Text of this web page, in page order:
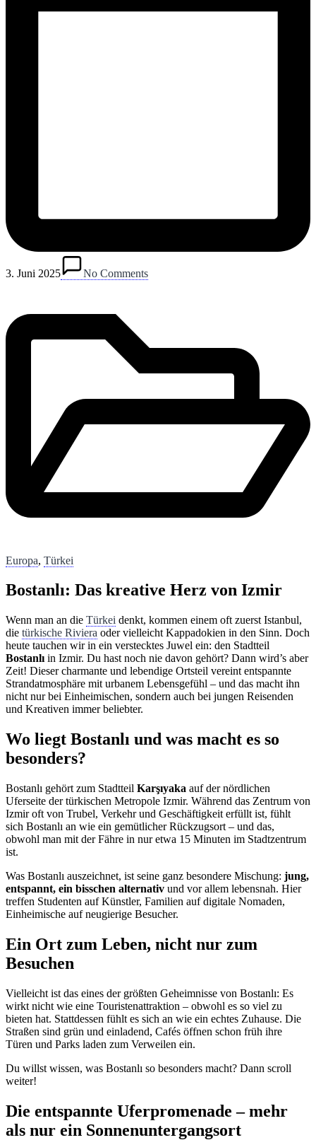
3. Juni 2025 No Commentsin
Europa, Türkei
Bostanlı: Das kreative Herz von Izmir
Wenn man an die Türkei denkt, kommen einem oft zuerst Istanbul,
die türkische Riviera oder vielleicht Kappadokien in den Sinn. Doch
heute tauchen wir in ein verstecktes Juwel ein: den Stadtteil
Bostanlı in Izmir. Du hast noch nie davon gehört? Dann wird’s aber
Zeit! Dieser charmante und lebendige Ortsteil vereint entspannte
Strandatmosphäre mit urbanem Lebensgefühl – und das macht ihn
nicht nur bei Einheimischen, sondern auch bei jungen Reisenden
und Kreativen immer beliebter.
Wo liegt Bostanlı und was macht es so
besonders?
Bostanlı gehört zum Stadtteil Karşıyaka auf der nördlichen
Uferseite der türkischen Metropole Izmir. Während das Zentrum von
Izmir oft von Trubel, Verkehr und Geschäftigkeit erfüllt ist, fühlt
sich Bostanlı an wie ein gemütlicher Rückzugsort – und das,
obwohl man mit der Fähre in nur etwa 15 Minuten im Stadtzentrum
ist.
Was Bostanlı auszeichnet, ist seine ganz besondere Mischung: jung,
entspannt, ein bisschen alternativ und vor allem lebensnah. Hier
treffen Studenten auf Künstler, Familien auf digitale Nomaden,
Einheimische auf neugierige Besucher.
Ein Ort zum Leben, nicht nur zum
Besuchen
Vielleicht ist das eines der größten Geheimnisse von Bostanlı: Es
wirkt nicht wie eine Touristenattraktion – obwohl es so viel zu
bieten hat. Stattdessen fühlt es sich an wie ein echtes Zuhause. Die
Straßen sind grün und einladend, Cafés öffnen schon früh ihre
Türen und Parks laden zum Verweilen ein.
Du willst wissen, was Bostanlı so besonders macht? Dann scroll
weiter!
Die entspannte Uferpromenade – mehr
als nur ein Sonnenuntergangsort